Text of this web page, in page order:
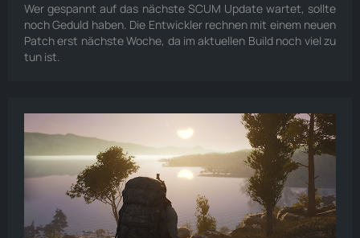
Wer gespannt auf das nächste SCUM Update wartet, sollte
noch Geduld haben. Die Entwickler rechnen mit einem neuen
Patch erst nächste Woche, da im aktuellen Build noch viel zu
tun ist.